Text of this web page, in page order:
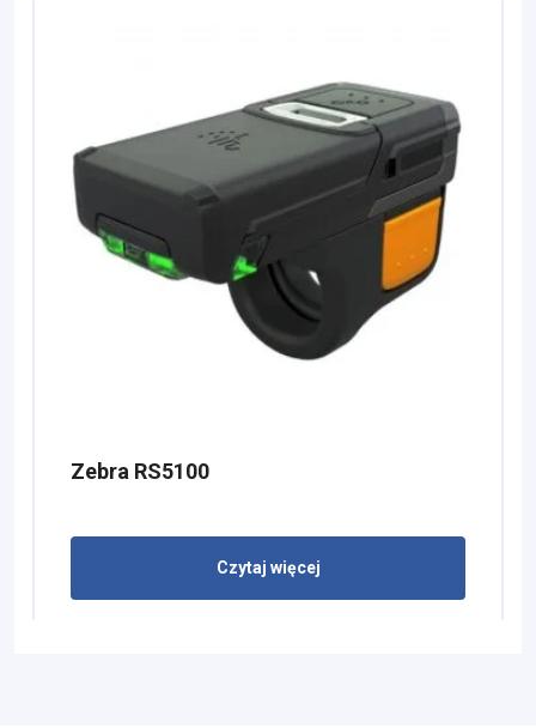
Zebra RS5100
Czytaj więcej